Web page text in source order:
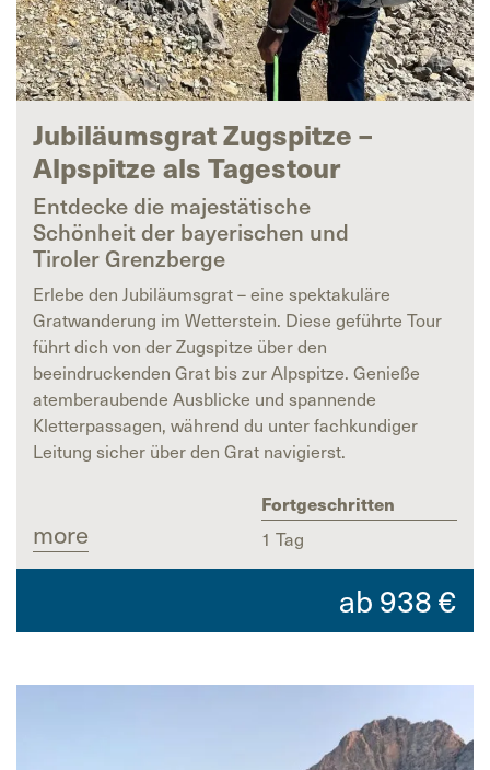
Jubiläumsgrat Zugspitze –
Alpspitze als Tagestour
Entdecke die majestätische
Schönheit der bayerischen und
Tiroler Grenzberge
Erlebe den Jubiläumsgrat – eine spektakuläre
Gratwanderung im Wetterstein. Diese geführte Tour
führt dich von der Zugspitze über den
beeindruckenden Grat bis zur Alpspitze. Genieße
atemberaubende Ausblicke und spannende
Kletterpassagen, während du unter fachkundiger
Leitung sicher über den Grat navigierst.
more
Fortgeschritten
1 Tag
ab938€